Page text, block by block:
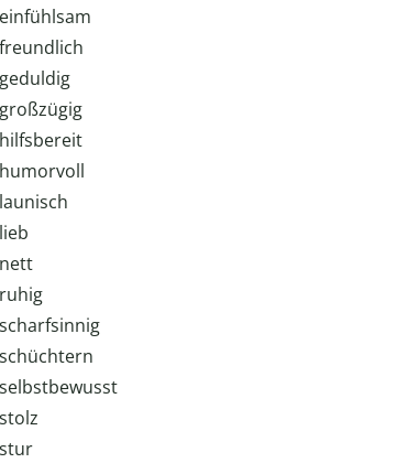
einfühlsam
freundlich
geduldig
großzügig
hilfsbereit
humorvoll
launisch
lieb
nett
ruhig
scharfsinnig
schüchtern
selbstbewusst
stolz
stur